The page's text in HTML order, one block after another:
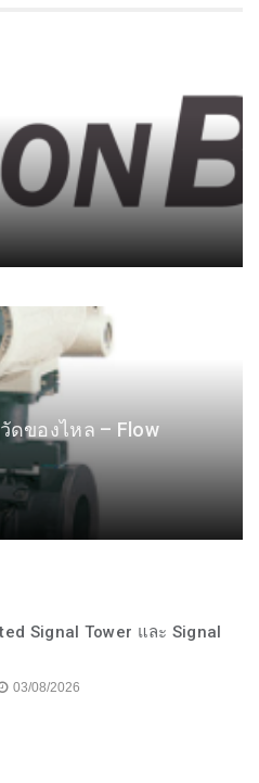
ดของไหล – Flow
Signal Tower และ Signal
03/08/2026